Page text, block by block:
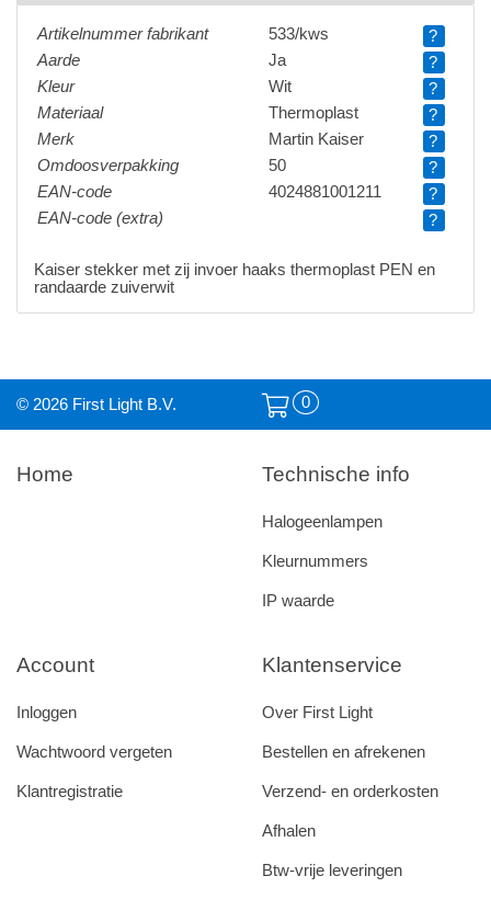
Artikelnummer fabrikant 533/kws
?
Aarde
Ja
?
Kleur
Wit
?
Materiaal
Thermoplast
?
Merk
Martin Kaiser
?
Omdoosverpakking
50
?
EAN-code
4024881001211
?
EAN-code (extra)
?
Kaiser stekker met zij invoer haaks thermoplast PEN en
randaarde zuiverwit
© 2026 First Light B.V. 0
Home
Klantenservice
Over First Light
Bestellen en afrekenen
Verzend- en orderkosten
Afhalen
Btw-vrije leveringen
Account
Inloggen
Wachtwoord vergeten
Klantregistratie
Technische info
Halogeenlampen
Kleurnummers
IP waarde